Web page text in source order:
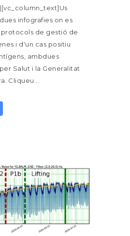
infografies on es
de gestió de
i d'un cas positiu
ambdues
Salut i la Generalitat
Cliqueu...